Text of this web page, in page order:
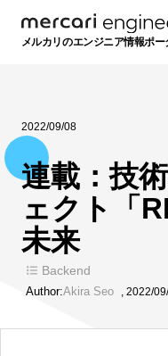
メルカリのエンジニア情報ポー
2022/09/08
連載：技
ェクト「
未来
Backend
Author:Akira Seo , 2022/